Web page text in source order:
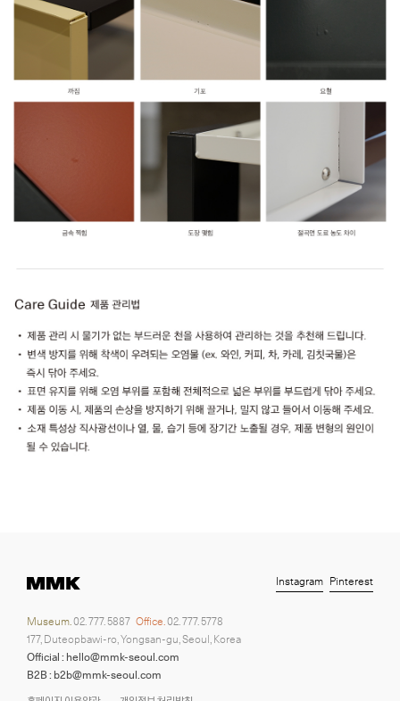
Museum.02. 777. 5887 Office.02. 777. 5778
177, Duteopbawi-ro, Yongsan-gu, Seoul, Korea
Official : hello@mmk-seoul.com
B2B : b2b@mmk-seoul.com
Instagram Pinterest